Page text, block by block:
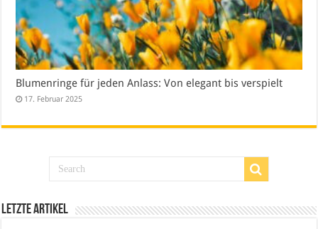
Blumenringe für jeden Anlass: Von elegant bis verspielt
17. Februar 2025
Letzte Artikel